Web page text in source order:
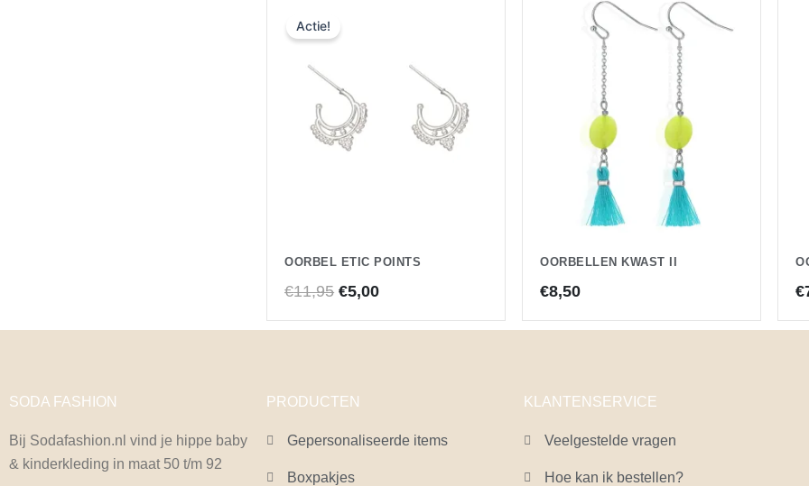
Actie!
OORBEL ETIC POINTS
€11,95
prijs
€5,00
€5,00.
OORBELLEN KWAST II
€8,50 €
SODA FASHION
Bij Sodafashion.nl vind je hippe baby
& kinderkleding in maat 50 t/m 92
PRODUCTEN
Gepersonaliseerde items
Boxpakjes
KLANTENSERVICE
Veelgestelde vragen
Hoe kan ik bestellen?